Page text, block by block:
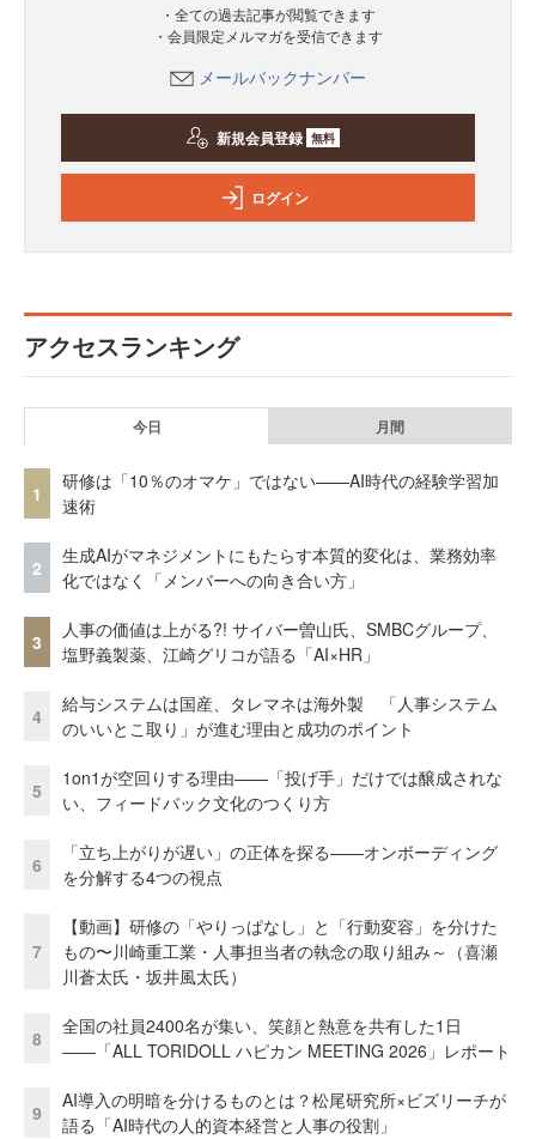
・全ての過去記事が閲覧できます
・会員限定メルマガを受信できます
メールバックナンバー
新規会員登録 無料
ログイン
アクセスランキング
今日 月間
1
研修は「10％のオマケ」ではない——AI時代の経験学習加
速術
2
生成AIがマネジメントにもたらす本質的変化は、業務効率
化ではなく「メンバーへの向き合い方」
3
人事の価値は上がる?! サイバー曽山氏、SMBCグループ、
塩野義製薬、江崎グリコが語る「AI×HR」
4
給与システムは国産、タレマネは海外製 「人事システム
のいいとこ取り」が進む理由と成功のポイント
5
1on1が空回りする理由——「投げ手」だけでは醸成されな
い、フィードバック文化のつくり方
6
「立ち上がりが遅い」の正体を探る——オンボーディング
を分解する4つの視点
7
【動画】研修の「やりっぱなし」と「行動変容」を分けた
もの〜川崎重工業・人事担当者の執念の取り組み～（喜瀬
川蒼太氏・坂井風太氏）
8
全国の社員2400名が集い、笑顔と熱意を共有した1日
――「ALL TORIDOLL ハピカン MEETING 2026」レポート
9
AI導入の明暗を分けるものとは？松尾研究所×ビズリーチが
語る「AI時代の人的資本経営と人事の役割」